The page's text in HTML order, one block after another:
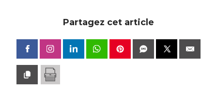
Partagez cet article